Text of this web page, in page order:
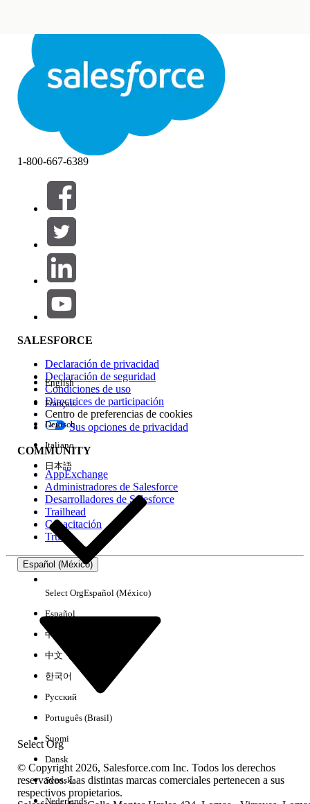
Cerrar Cerrar
Filtros (0)
SELECCIONAR FILTROS
Área de productos
Repercusión de función
Edición
Experiencia
No hay resultados
1-800-667-6389
SALESFORCE
Declaración de privacidad
Declaración de seguridad
Condiciones de uso
Directrices de participación
Centro de preferencias de cookies
Sus opciones de privacidad
COMMUNITY
AppExchange
Administradores de Salesforce
Desarrolladores de Salesforce
Trailhead
Capacitación
Trust
Español (México)
Select Org
English
Français
Deutsch
Italiano
日本語
Select OrgEspañol (México)
Español
中文（简体）
中文（繁體）
한국어
Русский
Português (Brasil)
Suomi
Dansk
Svenska
Nederlands
© Copyright 2026, Salesforce.com Inc. Todos los derechos
reservados. Las distintas marcas comerciales pertenecen a sus
respectivos propietarios.